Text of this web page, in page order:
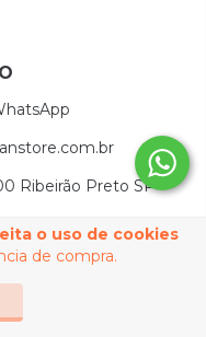
o uso de cookies
de compra.
Ribeirão Preto SP
- 2026. Todos os